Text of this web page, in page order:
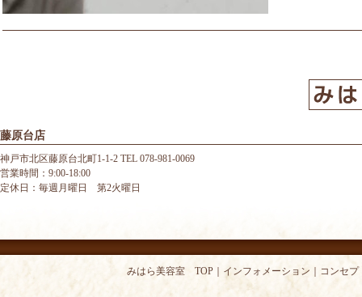
藤原台店
神戸市北区藤原台北町1-1-2 TEL 078-981-0069
営業時間：9:00-18:00
定休日：毎週月曜日 第2火曜日
みはら美容室 TOP インフォメーション コンセプ